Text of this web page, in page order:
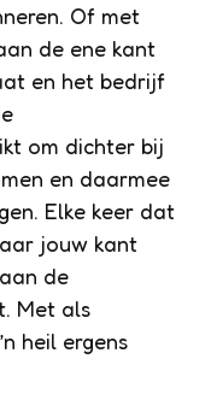
Of met
de ene kant
en het bedrijf
om dichter bij
en daarmee
Elke keer dat
jouw kant
de
Met als
heil ergens